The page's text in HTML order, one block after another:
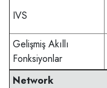
IVS
Gelişmiş Akıllı
Fonksiyonlar
Network